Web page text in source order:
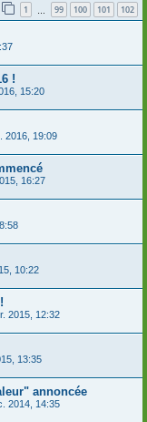
1 99 100 101 102
!
15:20
2016, 19:09
16:27
10:22
2015, 12:32
13:35
annoncée
2014, 14:35